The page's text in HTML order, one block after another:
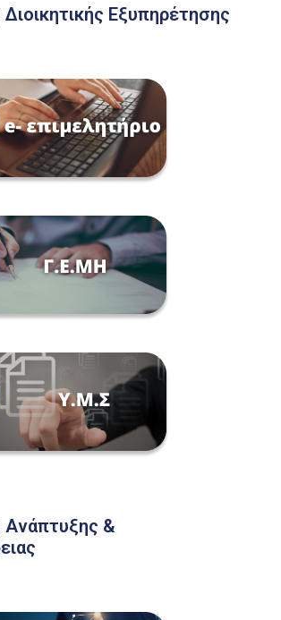
Εξυπηρέτησης
Ανάπτυξης &